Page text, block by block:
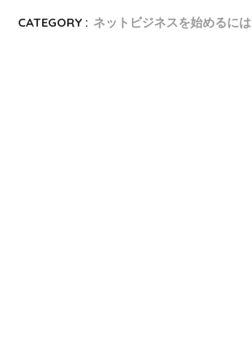
CATEGORY : ネットビジネスを始めるには